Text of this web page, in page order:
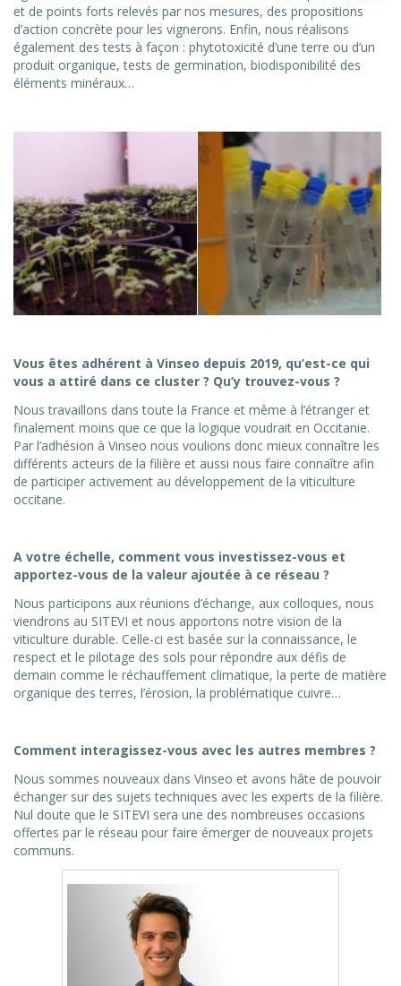
et de points forts relevés par nos mesures, des propositions
d’action concrète pour les vignerons. Enfin, nous réalisons
également des tests à façon : phytotoxicité d’une terre ou d’un
produit organique, tests de germination, biodisponibilité des
éléments minéraux…
Vous êtes adhérent à Vinseo depuis 2019, qu’est-ce qui
vous a attiré dans ce cluster ? Qu’y trouvez-vous ?
Nous travaillons dans toute la France et même à l’étranger et
finalement moins que ce que la logique voudrait en Occitanie.
Par l’adhésion à Vinseo nous voulions donc mieux connaître les
différents acteurs de la filière et aussi nous faire connaître afin
de participer activement au développement de la viticulture
occitane.
A votre échelle, comment vous investissez-vous et
apportez-vous de la valeur ajoutée à ce réseau ?
Nous participons aux réunions d’échange, aux colloques, nous
viendrons au SITEVI et nous apportons notre vision de la
viticulture durable. Celle-ci est basée sur la connaissance, le
respect et le pilotage des sols pour répondre aux défis de
demain comme le réchauffement climatique, la perte de matière
organique des terres, l’érosion, la problématique cuivre…
Comment interagissez-vous avec les autres membres ?
Nous sommes nouveaux dans Vinseo et avons hâte de pouvoir
échanger sur des sujets techniques avec les experts de la filière.
Nul doute que le SITEVI sera une des nombreuses occasions
offertes par le réseau pour faire émerger de nouveaux projets
communs.